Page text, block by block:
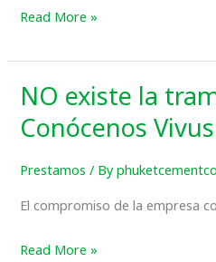
Monterrey
Read More »
NO existe la
Conócenos Vivus
Prestamos / By
El compromiso de la empresa
NO
existe
la
trampa
Vivus,
Read More »